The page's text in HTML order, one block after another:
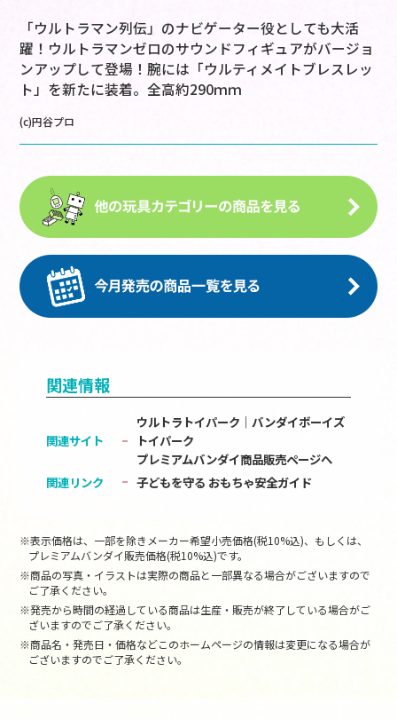
「ウルトラマン列伝」のナビゲーター役としても大活
躍！ウルトラマンゼロのサウンドフィギュアがバージョ
ンアップして登場！腕には「ウルティメイトブレスレッ
ト」を新たに装着。全高約290ｍｍ
(c)円谷プロ
関連情報
関連サイト
ウルトラトイパーク｜バンダイボーイズ
トイパーク
プレミアムバンダイ商品販売ページへ
関連リンク
子どもを守る おもちゃ安全ガイド
※表示価格は、一部を除きメーカー希望小売価格(税10%込)、もしくは、
プレミアムバンダイ販売価格(税10%込)です。
※商品の写真・イラストは実際の商品と一部異なる場合がございますので
ご了承ください。
※発売から時間の経過している商品は生産・販売が終了している場合がご
ざいますのでご了承ください。
※商品名・発売日・価格などこのホームページの情報は変更になる場合が
ございますのでご了承ください。